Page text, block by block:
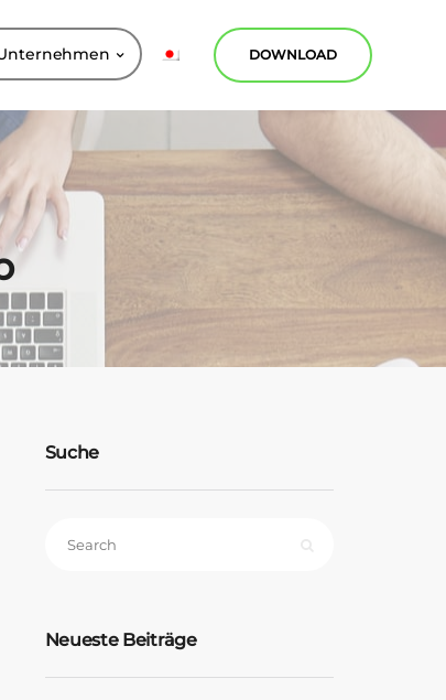
DOWNLOAD
Suche
Neueste Beiträge